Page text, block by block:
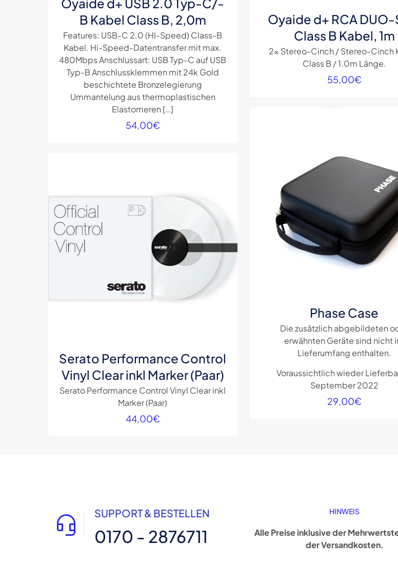
B Kabel Class B, 2,0m
Features: USB-C 2.0 (HI-Speed) Class-B
Kabel. Hi-Speed-Datentransfer mit max.
480Mbps Anschlussart: USB Typ-C auf USB
Typ-B Anschlussklemmen mit 24k Gold
beschichtete Bronzelegierung
Ummantelung aus thermoplastischen
Elastomeren […]
54,00€
Oyaide d+ RCA DUO-
Class B Kabel, 1m
2x Stereo-Cinch / Stereo-Cinch
Class B / 1.0m Länge.
55,00€
Phase Case
Die zusätzlich abgebildeten
erwähnten Geräte sind nicht
Lieferumfang enthalten.
Voraussichtlich wieder
September 2022
29,00€
Serato Performance Control
Vinyl Clear inkl Marker (Paar)
Serato Performance Control Vinyl Clear inkl
Marker (Paar)
44,00€
SUPPORT & BESTELLEN
0170 - 2876711
HINWEIS
Alle Preise inklusive der
der Versandkosten.